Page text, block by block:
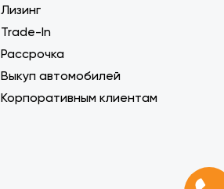
Лизинг
Trade-In
Рассрочка
Выкуп автомобилей
Корпоративным клиентам